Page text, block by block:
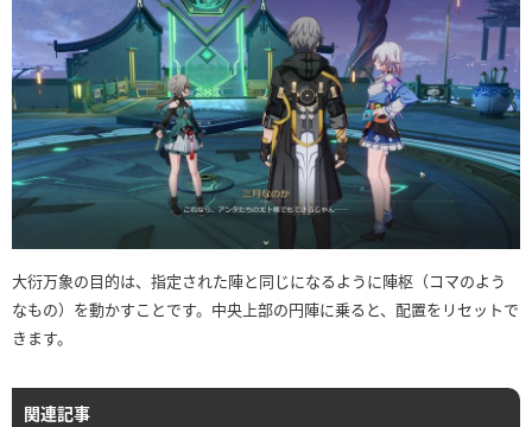
大衍万象の目的は、指定された陣と同じになるように陣枢（コマのよう
なもの）を動かすことです。中央上部の円陣に乗ると、配置をリセットで
きます。
関連記事